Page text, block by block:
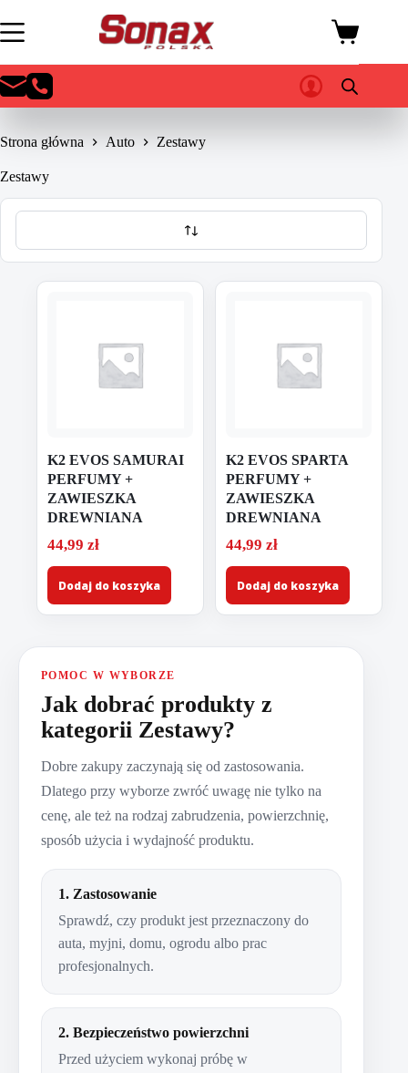
do
treści
Koszyk
Strona główna Auto Zestawy
Zestawy
K2 EVOS SAMURAI
PERFUMY +
ZAWIESZKA
DREWNIANA
44,99 zł
Dodaj do koszyka
K2 EVOS SPARTA
PERFUMY +
ZAWIESZKA
DREWNIANA
44,99 zł
Dodaj do koszyka
POMOC W WYBORZE
Jak dobrać produkty z
kategorii Zestawy?
Dobre zakupy zaczynają się od zastosowania.
Dlatego przy wyborze zwróć uwagę nie tylko na
cenę, ale też na rodzaj zabrudzenia, powierzchnię,
sposób użycia i wydajność produktu.
1. Zastosowanie
Sprawdź, czy produkt jest przeznaczony do
auta, myjni, domu, ogrodu albo prac
profesjonalnych.
2. Bezpieczeństwo powierzchni
Przed użyciem wykonaj próbę w